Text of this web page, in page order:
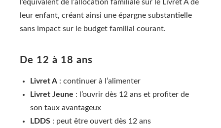
l’équivalent de l’allocation familiale sur le Livret A de
leur enfant, créant ainsi une épargne substantielle
sans impact sur le budget familial courant.
De 12 à 18 ans
Livret A : continuer à l’alimenter
Livret Jeune : l’ouvrir dès 12 ans et profiter de
son taux avantageux
LDDS : peut être ouvert dès 12 ans